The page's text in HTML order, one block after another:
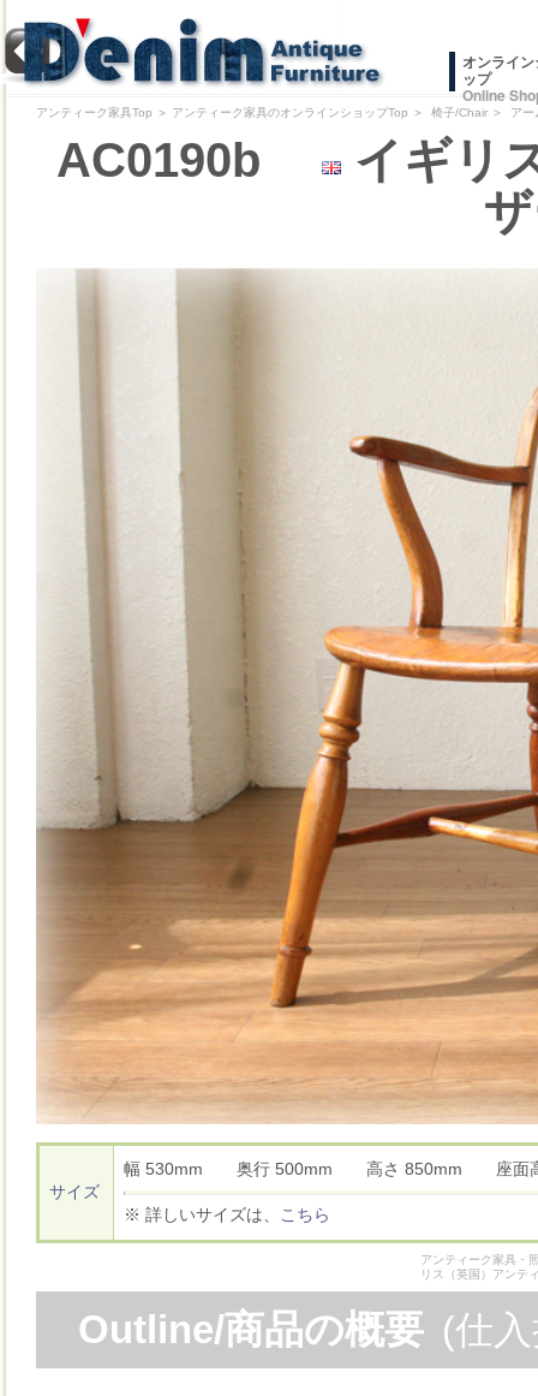
オンライ
ップ
Online
アンティーク家具Top ＞ アンティーク家具のオンラインショップTop ＞ 椅子/Chair ＞ アー
AC0190b
イギリ
サイズ
幅 530mm 奥行 500mm 高さ 850mm 座
※ 詳しいサイズは、 こちら
アンティーク家具・
リス（英国）アンテ
Outline/商品の概要 (仕